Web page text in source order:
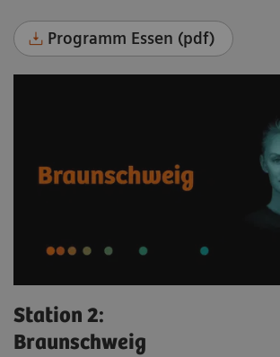
Programm Essen (pdf)
Station 2:
Braunschweig